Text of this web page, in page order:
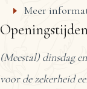
Meer
(Meestal) dinsdag
voor de zekerheid